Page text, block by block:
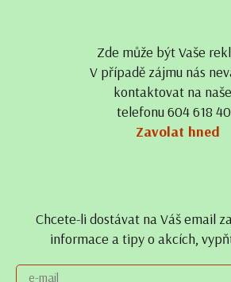
Zde může být Vaše
V případě zájmu nás
kontaktovat na
telefonu 604 618
Zavolat hned
Chcete-li dostávat na Váš email
informace a tipy o akcích,